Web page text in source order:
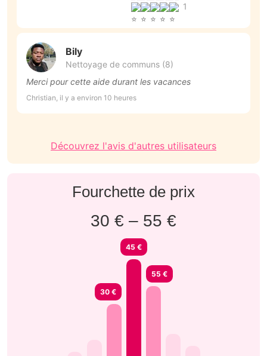
1
Bily
Nettoyage de communs (8)
Merci pour cette aide durant les vacances
Christian, il y a environ 10 heures
Découvrez l'avis d'autres utilisateurs
Fourchette de prix
30 € – 55 €
30 €
45 €
55 €